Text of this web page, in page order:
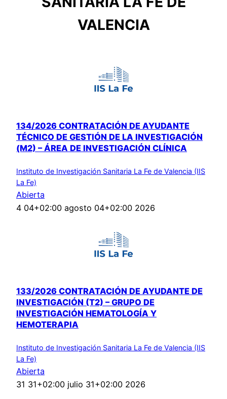
VALENCIA
134/2026 CONTRATACIÓN DE AYUDANTE
TÉCNICO DE GESTIÓN DE LA INVESTIGACIÓN
(M2) – ÁREA DE INVESTIGACIÓN CLÍNICA
Instituto de Investigación Sanitaria La Fe de Valencia (IIS
La Fe)
Abierta
4 04+02:00 agosto 04+02:00 2026
133/2026 CONTRATACIÓN DE AYUDANTE DE
INVESTIGACIÓN (T2) – GRUPO DE
INVESTIGACIÓN HEMATOLOGÍA Y
HEMOTERAPIA
Instituto de Investigación Sanitaria La Fe de Valencia (IIS
La Fe)
Abierta
31 31+02:00 julio 31+02:00 2026